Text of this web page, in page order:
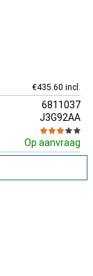
€435.60 incl.
6811037
J3G92AA
Op aanvraag